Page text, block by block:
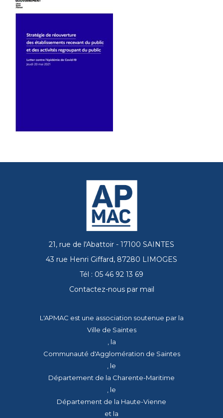
21, rue de l'Abattoir - 17100 SAINTES
43 rue Henri Giffard, 87280 LIMOGES
Tél : 05 46 92 13 69
Contactez-nous par mail
L'APMAC est une association soutenue par la
Ville de Saintes
, la
Communauté d'Agglomération de Saintes
, le
Département de la Charente-Maritime
, le
Département de la Haute-Vienne
et la